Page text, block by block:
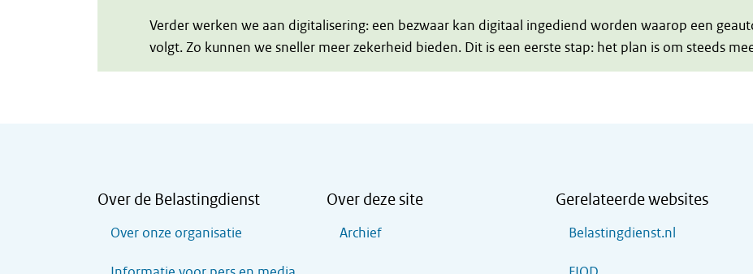
Verder werken we aan digitalisering: een bezwaar kan digitaal ingediend worden waarop een
volgt. Zo kunnen we sneller meer zekerheid bieden. Dit is een eerste stap: het plan is om steeds
Over de Belastingdienst
Over onze organisatie
Over deze site
Archief
Gerelateerde websites
Belastingdienst.nl